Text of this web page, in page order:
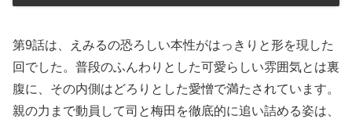
第9話は、えみるの恐ろしい本性がはっきりと形を現した
回でした。普段のふんわりとした可愛らしい雰囲気とは裏
腹に、その内側はどろりとした愛憎で満たされています。
親の力まで動員して司と梅田を徹底的に追い詰める姿は、